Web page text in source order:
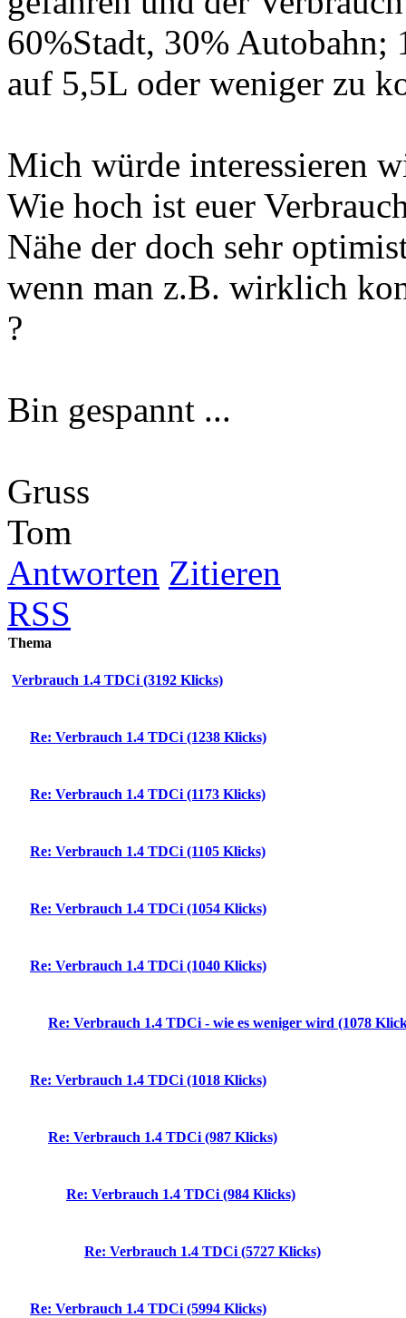
60%Stadt, 30% Autobahn;
auf 5,5L oder weniger zu
Mich würde interessieren
Wie hoch ist euer
Nähe der doch sehr
wenn man z.B. wirklich
?
Bin gespannt ...
Gruss
Tom
Antworten Zitieren
RSS
Thema
Verbrauch 1.4 TDCi (3192 Klicks)
Re: Verbrauch 1.4 TDCi (1238 Klicks)
Re: Verbrauch 1.4 TDCi (1173 Klicks)
Re: Verbrauch 1.4 TDCi (1105 Klicks)
Re: Verbrauch 1.4 TDCi (1054 Klicks)
Re: Verbrauch 1.4 TDCi (1040 Klicks)
Re: Verbrauch 1.4 TDCi - wie es weniger wird (1078
Re: Verbrauch 1.4 TDCi (1018 Klicks)
Re: Verbrauch 1.4 TDCi (987 Klicks)
Re: Verbrauch 1.4 TDCi (984 Klicks)
Re: Verbrauch 1.4 TDCi (5727 Klicks)
Re: Verbrauch 1.4 TDCi (5994 Klicks)